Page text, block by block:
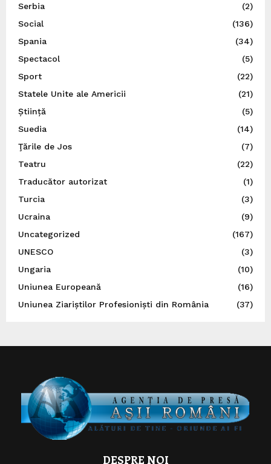
Serbia
(2)
Social
(136)
Spania
(34)
Spectacol
(5)
Sport
(22)
Statele Unite ale Americii
(21)
Știință
(5)
Suedia
(14)
Ţările de Jos
(7)
Teatru
(22)
Traducător autorizat
(1)
Turcia
(3)
Ucraina
(9)
Uncategorized
(167)
UNESCO
(3)
Ungaria
(10)
Uniunea Europeană
(16)
Uniunea Ziariștilor Profesioniști din România
(37)
DESPRE NOI